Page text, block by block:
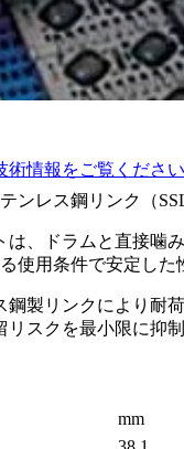
術情報をご覧ください
ク（SSL）
ンレス鋼リンク（
、ドラムと直接
使用条件で安定した
製リンクにより耐
スクを最小限に抑制
mm